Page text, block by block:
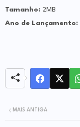
Tamanho: 2MB
Ano de Lançamento:
MAIS ANTIGA